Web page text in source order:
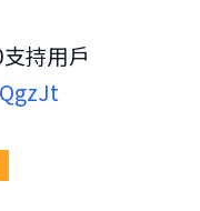
持用戶